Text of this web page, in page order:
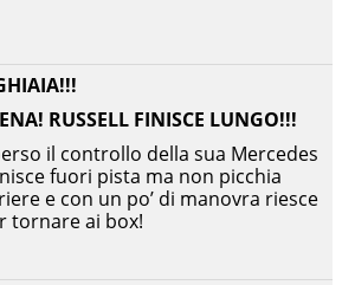
RUSSELL FINISCE LUNGO!!!
il controllo della sua Mercedes
fuori pista ma non picchia
e con un po’ di manovra riesce
tornare ai box!